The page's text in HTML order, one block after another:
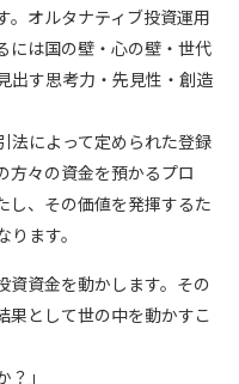
。オルタナティブ投資運用
には国の壁・心の壁・世代
出す思考力・先見性・創造
法によって定められた登録
方々の資金を預かるプロ
し、その価値を発揮するた
ます。
資資金を動かします。その
果として世の中を動かすこ
」